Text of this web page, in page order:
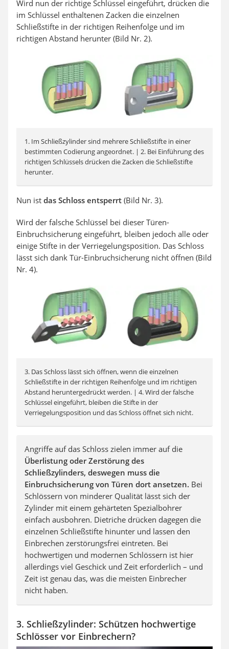
Wird nun der richtige Schlüssel eingeführt, drücken die
im Schlüssel enthaltenen Zacken die einzelnen
Schließstifte in der richtigen Reihenfolge und im
richtigen Abstand herunter (Bild Nr. 2).
1. Im Schließzylinder sind mehrere Schließstifte in einer
bestimmten Codierung angeordnet. | 2. Bei Einführung des
richtigen Schlüssels drücken die Zacken die Schließstifte
herunter.
Nun ist das Schloss entsperrt (Bild Nr. 3).
Wird der falsche Schlüssel bei dieser Türen-
Einbruchsicherung eingeführt, bleiben jedoch alle oder
einige Stifte in der Verriegelungsposition. Das Schloss
lässt sich dank Tür-Einbruchsicherung nicht öffnen (Bild
Nr. 4).
3. Das Schloss lässt sich öffnen, wenn die einzelnen
Schließstifte in der richtigen Reihenfolge und im richtigen
Abstand heruntergedrückt werden. | 4. Wird der falsche
Schlüssel eingeführt, bleiben die Stifte in der
Verriegelungsposition und das Schloss öffnet sich nicht.
Angriffe auf das Schloss zielen immer auf die
Überlistung oder Zerstörung des
Schließzylinders, deswegen muss die
Einbruchsicherung von Türen dort ansetzen. Bei
Schlössern von minderer Qualität lässt sich der
Zylinder mit einem gehärteten Spezialbohrer
einfach ausbohren. Dietriche drücken dagegen die
einzelnen Schließstifte hinunter und lassen den
Einbrechen zerstörungsfrei eintreten. Bei
hochwertigen und modernen Schlössern ist hier
allerdings viel Geschick und Zeit erforderlich – und
Zeit ist genau das, was die meisten Einbrecher
nicht haben.
3. Schließzylinder: Schützen hochwertige
Schlösser vor Einbrechern?